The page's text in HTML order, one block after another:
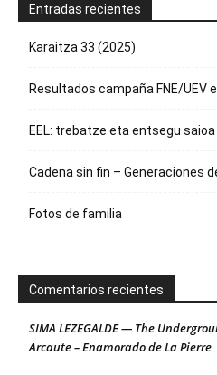
Entradas recientes
Karaitza 33 (2025)
Resultados campaña FNE/UEV
EEL: trebatze eta entsegu saioa
Cadena sin fin – Generaciones
Fotos de familia
Comentarios recientes
SIMA LEZEGALDE — The
Arcaute – Enamorado de La Pierre